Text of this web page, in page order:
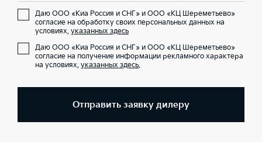
Даю ООО «Киа Россия и СНГ» и ООО «КЦ Шереметьево»
согласие на обработку своих персональных данных на
условиях, указанных здесь
Даю ООО «Киа Россия и СНГ» и ООО «КЦ Шереметьево»
согласие на получение информации рекламного характера
на условиях, указанных здесь.
Отправить заявку дилеру